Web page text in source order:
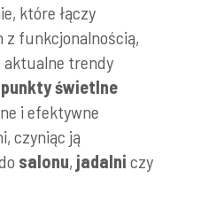
które łączy
z funkcjonalnością,
aktualne trendy
świetlne
i efektywne
czyniąc ją
salonu, jadalni czy